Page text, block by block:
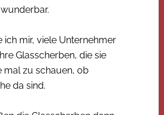
ich mir, viele Unternehmer
Glasscherben, die sie
mal zu schauen, ob
da sind.